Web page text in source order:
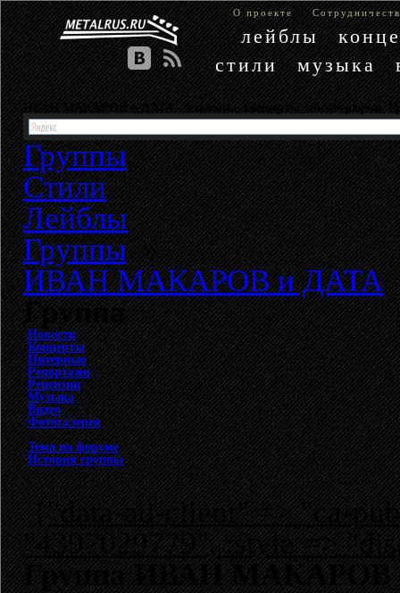
О проекте
лейблы
стили
музыка
ИВАН МАКАРОВ и ДАТА - альбомы, концерты,
Группы
Стили
Лейблы
Группы»
ИВАН МАКАРОВ и ДАТА
Группа
Новости
Концерты
Интервью
Репортажи
Рецензии
Музыка
Видео
Фотогалерея
Тема на форуме
История группы
{"data-ad-client" => "ca-
"4397029779", :style =>
Группа ИВАН МАКАРОВ